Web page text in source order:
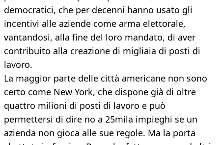
democratici, che per decenni hanno usato gli
incentivi alle aziende come arma elettorale,
vantandosi, alla fine del loro mandato, di aver
contribuito alla creazione di migliaia di posti di
lavoro.
La maggior parte delle città americane non sono
certo come New York, che dispone già di oltre
quattro milioni di posti di lavoro e può
permettersi di dire no a 25mila impieghi se un
azienda non gioca alle sue regole. Ma la porta